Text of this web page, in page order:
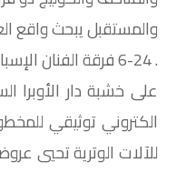
. 24-6 فرقة